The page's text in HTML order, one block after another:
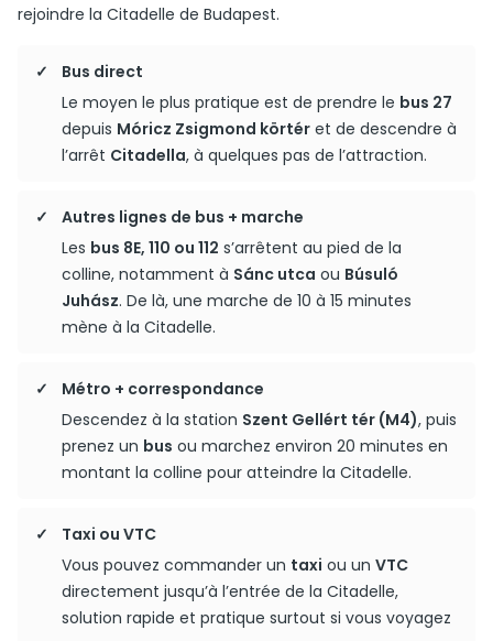
rejoindre la Citadelle de Budapest.
Bus direct
Le moyen le plus pratique est de prendre le bus 27
depuis Móricz Zsigmond körtér et de descendre à
l’arrêt Citadella, à quelques pas de l’attraction.
Autres lignes de bus + marche
Les bus 8E, 110 ou 112 s’arrêtent au pied de la
colline, notamment à Sánc utca ou Búsuló
Juhász. De là, une marche de 10 à 15 minutes
mène à la Citadelle.
Métro + correspondance
Descendez à la station Szent Gellért tér (M4), puis
prenez un bus ou marchez environ 20 minutes en
montant la colline pour atteindre la Citadelle.
Taxi ou VTC
Vous pouvez commander un taxi ou un VTC
directement jusqu’à l’entrée de la Citadelle,
solution rapide et pratique surtout si vous voyagez